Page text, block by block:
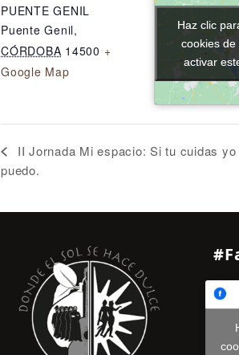
PUENTE GENIL
Puente Genil,
CÓRDOBA 14500 +
Google Map
Haz clic
cookies de
activar
Haz clic
cookies de
activar
II Jornada Mi espacio: Si tu cuidas
puedo.